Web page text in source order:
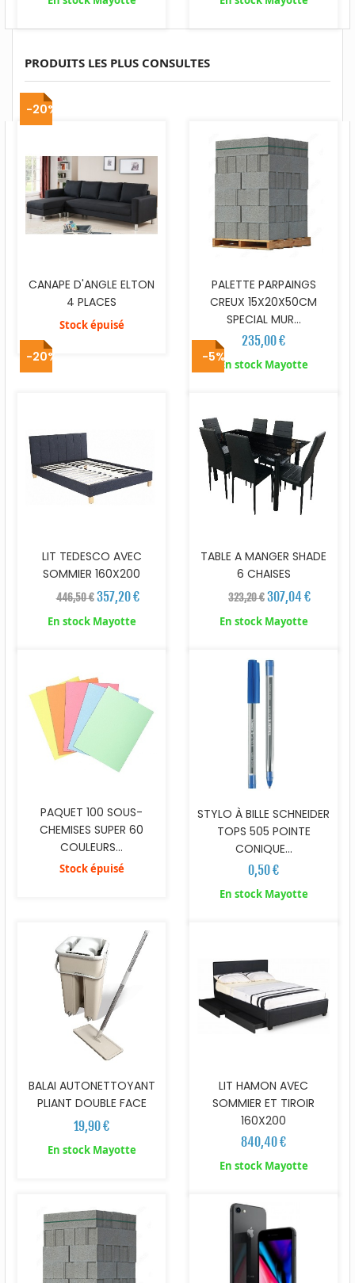
PRODUITS LES PLUS CONSULTES
-20%
CANAPE D'ANGLE ELTON
4 PLACES
Stock épuisé
PALETTE PARPAINGS
CREUX 15X20X50CM
SPECIAL MUR...
235,00 €
En stock Mayotte
-20%
LIT TEDESCO AVEC
SOMMIER 160X200
446,50 € 357,20 €
En stock Mayotte
-5%
TABLE A MANGER SHADE
6 CHAISES
323,20 €307,04 €
En stock Mayotte
PAQUET 100 SOUS-
CHEMISES SUPER 60
COULEURS...
Stock épuisé
STYLO À BILLE SCHNEIDER
TOPS 505 POINTE
CONIQUE...
0,50 €
En stock Mayotte
BALAI AUTONETTOYANT
PLIANT DOUBLE FACE
19,90 €
En stock Mayotte
LIT HAMON AVEC
SOMMIER ET TIROIR
160X200
840,40 €
En stock Mayotte